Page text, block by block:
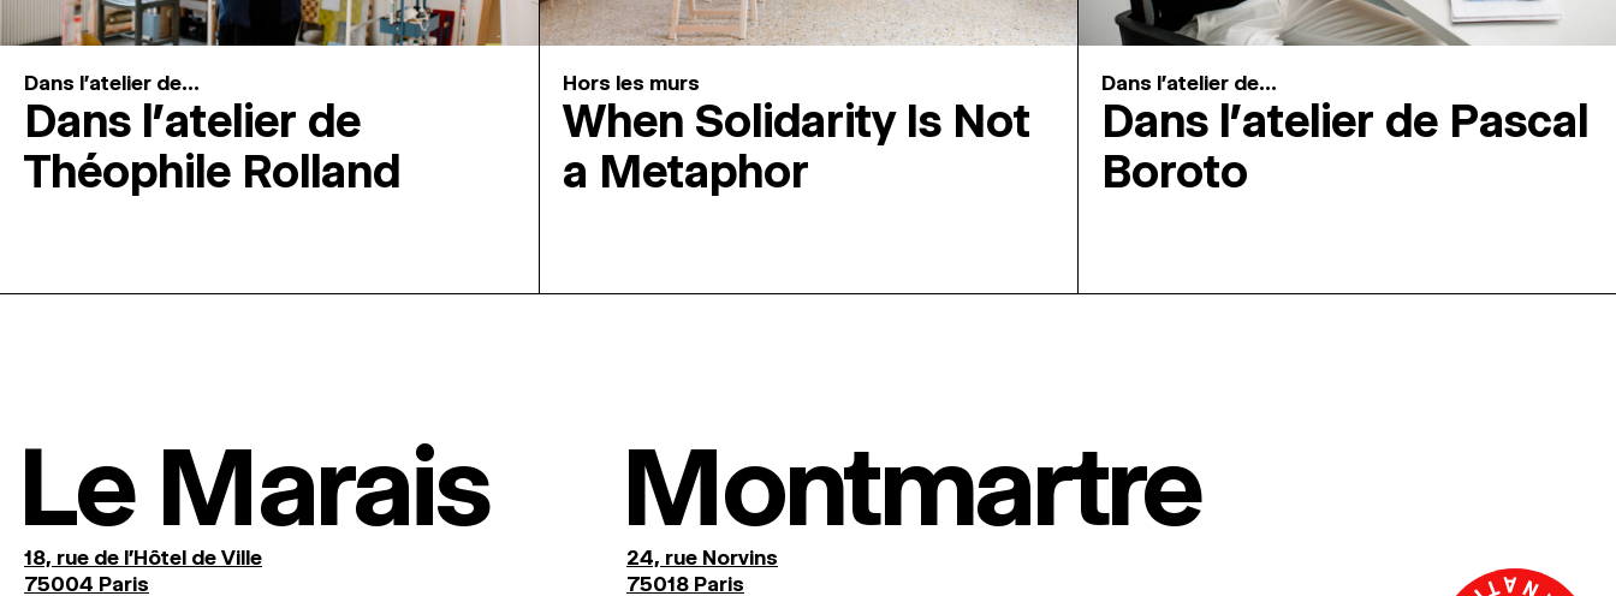
Dans l'atelier de...
Dans l’atelier de
Théophile Rolland
Hors les murs
When Solidarity Is Not
a Metaphor
Dans l'atelier de...
Dans l’atelier de Pascal
Boroto
Le Marais
18, rue de l'Hôtel de Ville
75004 Paris
Montmartre
24, rue Norvins
75018 Paris